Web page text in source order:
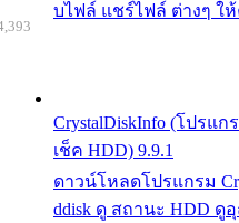
บไฟล์ แชร์ไฟล์ ต่างๆ ใ
CrystalDiskInfo (โปรแก
เช็ค HDD) 9.9.1
ดาวน์โหลดโปรแกรม
ddisk ดู สถานะ HDD ดู